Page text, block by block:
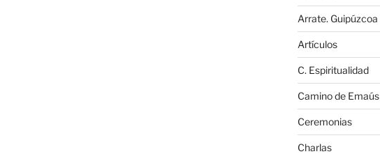
Arrate. Guipúzcoa
Artículos
C. Espiritualidad
Camino de Emaús
Ceremonias
Charlas